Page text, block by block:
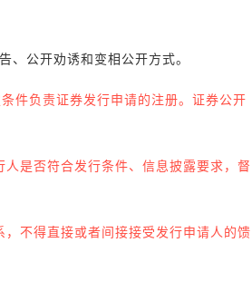
公开劝诱和变相公开方式。
件负责证券发行申请的注册。证券公开
是否符合发行条件、信息披露要求，督
不得直接或者间接接受发行申请人的馈